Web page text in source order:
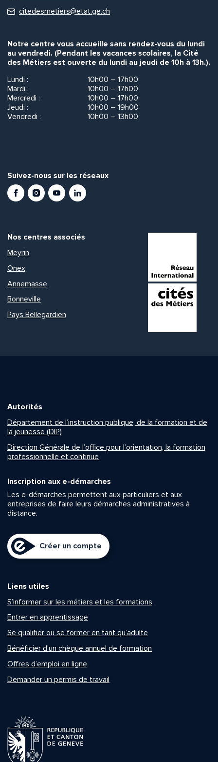
citedesmetiers@etat.ge.ch
Notre centre vous accueille sans rendez-vous du lundi
au vendredi. (Pendant les vacances scolaires, la Cité
des Métiers est ouverte du lundi au jeudi de 10h à 13h.).
Lundi :
10h00 – 17h00
Mardi :
10h00 – 17h00
Mercredi :
10h00 – 17h00
Jeudi :
10h00 – 19h00
Vendredi :
10h00 – 13h00
Suivez-nous sur les réseaux
FacebookInstagramYoutubeLinkedIn
Nos centres associés
Meyrin
Onex
Annemasse
Bonneville
Pays Bellegardien
Autorités
Département de l’instruction publique, de la formation et de
la jeunesse (DIP)
Direction Générale de l’office pour l’orientation, la formation
professionnelle et continue
Inscription aux e-démarches
Les e-démarches permettent aux particuliers et aux
entreprises de faire leurs démarches administratives à
distance.
Créer un compte
Liens utiles
S’informer sur les métiers et les formations
Entrer en apprentissage
Se qualifier ou se former en tant qu’adulte
Bénéficier d’un chèque annuel de formation
Offres d’emploi en ligne
Demander un permis de travail